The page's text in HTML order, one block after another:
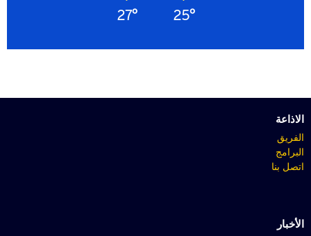
25°
27°
الاذاعة
الفريق
البرامج
اتصل بنا
الأخبار